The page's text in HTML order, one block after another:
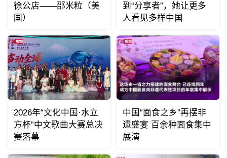
徐公店——邵米粒（美
国）
到“分享者”，她让更多
人看见多样中国
2026年“文化中国·水立
方杯”中文歌曲大赛总决
赛落幕
中国“面食之乡”再摆非
遗盛宴 百余种面食集中
展演